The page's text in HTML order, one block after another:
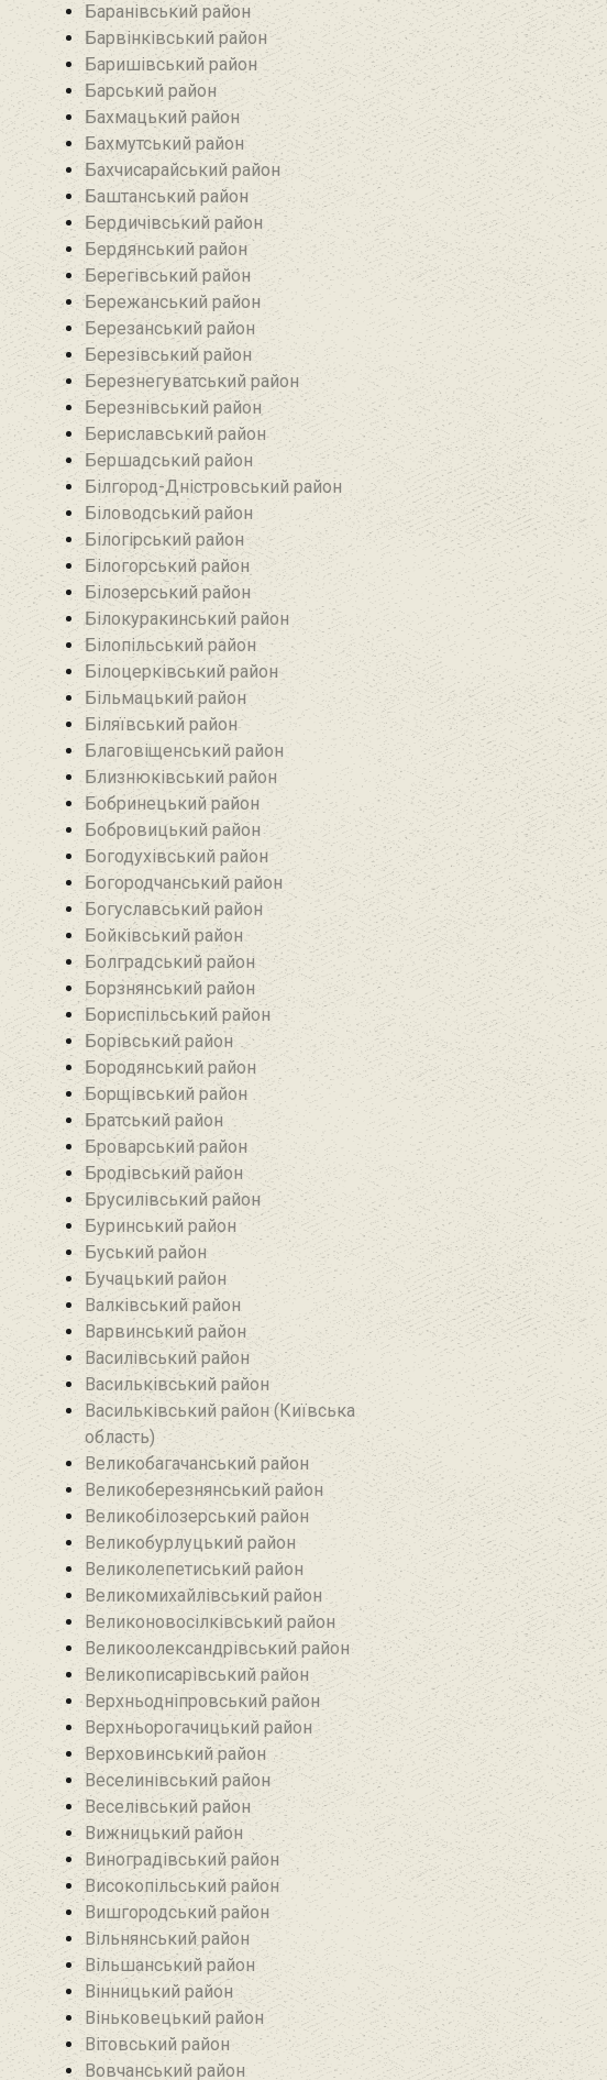
Баранівський район‎
Барвінківський район
Баришівський район
Барський район
Бахмацький район
Бахмутський район
Бахчисарайський район
Баштанський район
Бердичівський район
Бердянський район
Берегівський район
Бережанський район‎
Березанський район‎
Березівський район
Березнегуватський район‎
Березнівський район‎
Бериславський район
Бершадський район
Білгород-Дністровський район
Біловодський район‎
Білогірський район
Білогорський район
Білозерський район
Білокуракинський район‎
Білопільський район
Білоцерківський район
Більмацький район
Біляївський район‎
Благовіщенський район
Близнюківський район
Бобринецький район
Бобровицький район
Богодухівський район
Богородчанський район
Богуславський район
Бойківський район
Болградський район
Борзнянський район
Бориспільський район
Борівський район
Бородянський район
Борщівський район‎
Братський район‎
Броварський район
Бродівський район‎
Брусилівський район‎
Буринський район
Буський район‎
Бучацький район
Валківський район
Варвинський район
Василівський район
Васильківський район
Васильківський район (Київська
область)
Великобагачанський район
Великоберезнянський район
Великобілозерський район‎
Великобурлуцький район
Великолепетиський район
Великомихайлівський район‎
Великоновосілківський район‎
Великоолександрівський район
Великописарівський район
Верхньодніпровський район
Верхньорогачицький район
Верховинський район
Веселинівський район‎
Веселівський район‎
Вижницький район
Виноградівський район
Високопільський район
Вишгородський район
Вільнянський район‎
Вільшанський район
Вінницький район
Віньковецький район
Вітовський район
Вовчанський район